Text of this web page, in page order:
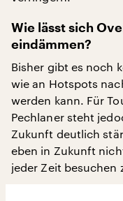
Wie lässt sich
eindämmen?
Bisher gibt es noch
wie an Hotspots
werden kann. Für
Pechlaner steht
Zukunft deutlich
eben in Zukunft
jeder Zeit besuchen